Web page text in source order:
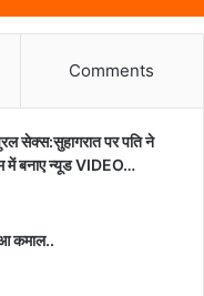
Comments
सेक्स:सुहागरात पर पति ने
में बनाए न्यूड VIDEO…
कमाल..